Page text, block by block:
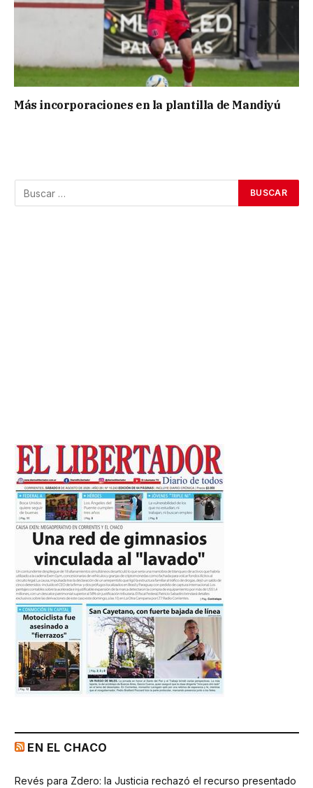
Más incorporaciones en la plantilla de Mandiyú
EN EL CHACO
Revés para Zdero: la Justicia rechazó el recurso presentado